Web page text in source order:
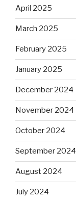
April 2025
March 2025
February 2025
January 2025
December 2024
November 2024
October 2024
September 2024
August 2024
July 2024